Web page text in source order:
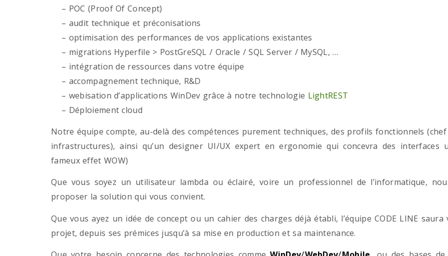
– POC (Proof Of Concept)
– audit technique et préconisations
– optimisation des performances de vos applications existantes
– migrations Hyperfile > PostGreSQL / Oracle / SQL Server / MySQL, …
– intégration de ressources dans votre équipe
– accompagnement technique, R&D
– webisation d’applications WinDev grâce à notre technologie LightREST
– Déploiement cloud
Notre équipe compte, au-delà des compétences purement techniques, des profils fonctionnels
infrastructures), ainsi qu’un designer UI/UX expert en ergonomie qui concevra des
fameux effet WOW)
Que vous soyez un utilisateur lambda ou éclairé, voire un professionnel de l’informatique,
proposer la solution qui vous convient.
Que vous ayez un idée de concept ou un cahier des charges déjà établi, l’équipe CODE LINE
projet, depuis ses prémices jusqu’à sa mise en production et sa maintenance.